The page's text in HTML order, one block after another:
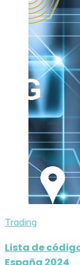
Trading
Lista de